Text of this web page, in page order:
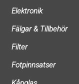
Elektronik
Fälgar & Tillbehör
Filter
Fotpinnsatser